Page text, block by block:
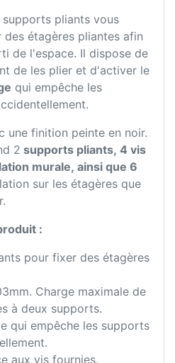
supports pliants vous
étagères pliantes afin
de l'espace. Il dispose de
de les plier et d'activer le
qui empêche les
une finition peinte en noir.
2 supports pliants, 4 vis
murale, ainsi que 6
sur les étagères que
:
pour fixer des étagères
Charge maximale de
à deux supports.
qui empêche les supports
aux vis fournies.